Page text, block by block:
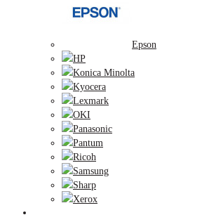
Epson
HP
Konica Minolta
Kyocera
Lexmark
OKI
Panasonic
Pantum
Ricoh
Samsung
Sharp
Xerox